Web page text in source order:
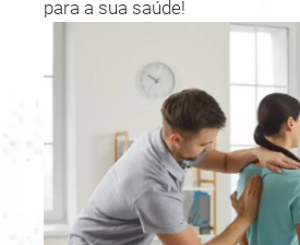
para a sua saúde!